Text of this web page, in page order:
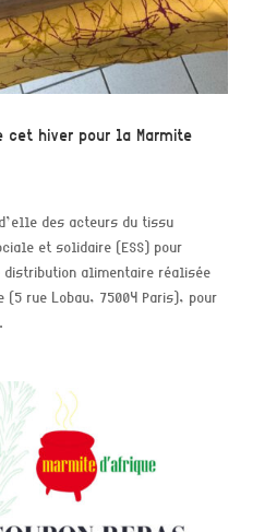
cet hiver pour la Marmite
des acteurs du tissu
et solidaire (ESS) pour
alimentaire réalisée
(5 rue Lobau, 75004 Paris), pour